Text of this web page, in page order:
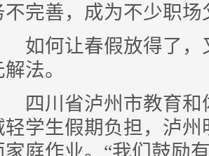
不完善，成为不少职
何让春假放得了，
法。
川省泸州市教育和
轻学生假期负担，泸
家庭作业。“我们鼓励